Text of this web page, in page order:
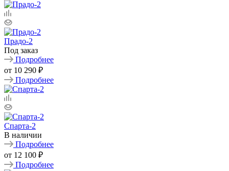
Прадо-2
Под заказ
Подробнее
от 10 290 ₽
Подробнее
Спарта-2
В наличии
Подробнее
от 12 100 ₽
Подробнее